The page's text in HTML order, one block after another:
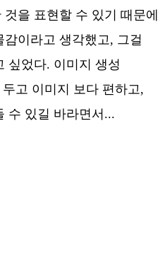
을 표현할 수 있기 때문에
이라고 생각했고, 그걸
싶었다. 이미지 생성
고 이미지 보다 편하고,
수 있길 바라면서...